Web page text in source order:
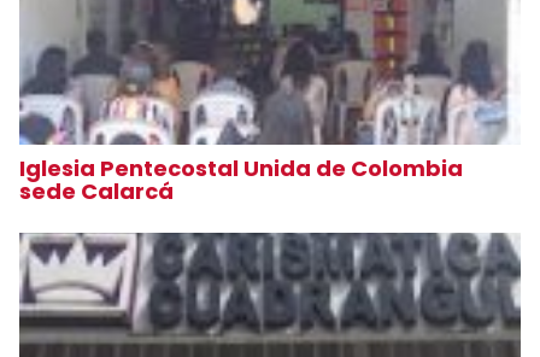
Iglesia Pentecostal Unida de Colombia
sede Calarcá